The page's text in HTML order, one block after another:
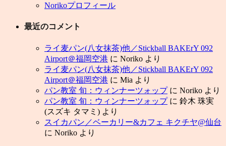
Norikoプロフィール
最近のコメント
ライ麦パン(八女抹茶)他／Stickball BAKErY 092
Airport＠福岡空港 に Noriko より
ライ麦パン(八女抹茶)他／Stickball BAKErY 092
Airport＠福岡空港 に Mia より
パン教室 旬：ウィンナーツォップに Noriko より
パン教室 旬：ウィンナーツォップに 鈴木 珠実
(スズキ タマミ) より
スイカパン／ベーカリー&カフェ キクチヤ@仙台
に Noriko より